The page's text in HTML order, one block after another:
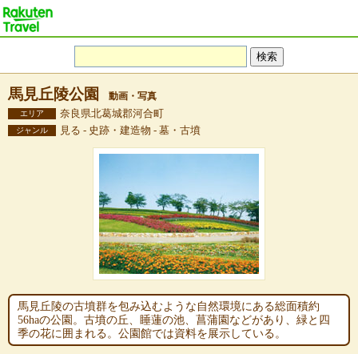
馬見丘陵公園 動画・写真
エリア 奈良県北葛城郡河合町
ジャンル 見る - 史跡・建造物 - 墓・古墳
馬見丘陵の古墳群を包み込むような自然環境にある総面積約
56haの公園。古墳の丘、睡蓮の池、菖蒲園などがあり、緑と四
季の花に囲まれる。公園館では資料を展示している。